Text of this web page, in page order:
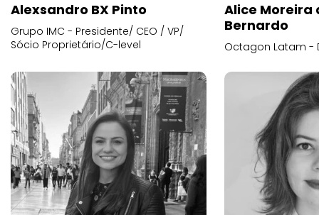
Alexsandro BX Pinto
Grupo IMC - Presidente/ CEO / VP/
Sócio Proprietário/C-level
Alice
Bernardo
Octagon Latam -